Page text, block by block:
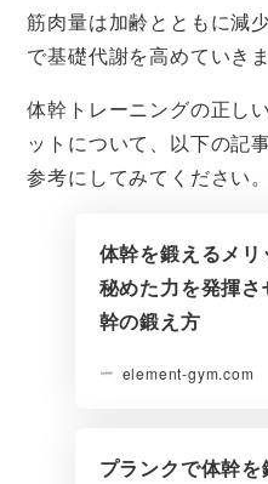
筋肉量は加齢とともに減
で基礎代謝を高めていきま
体幹トレーニングの正し
ットについて、以下の記
参考にしてみてください。
体幹を鍛えるメリ
秘めた力を発揮さ
幹の鍛え方
element-gym.com
プランクで体幹を